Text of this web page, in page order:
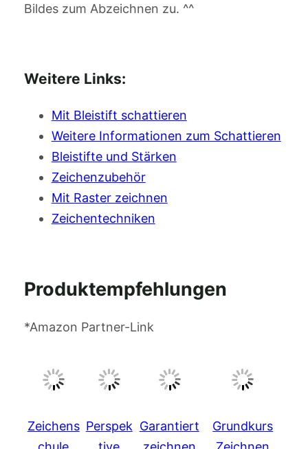
Bildes zum Abzeichnen zu. ^^
Weitere Links:
Mit Bleistift schattieren
Weitere Informationen zum Schattieren
Bleistifte und Stärken
Zeichenzubehör
Mit Raster zeichnen
Zeichentechniken
Produktempfehlungen
*Amazon Partner-Link
Zeichens Perspek Garantiert
Grundkurs